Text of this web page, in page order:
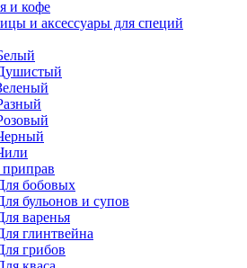
и кофе
и аксессуары для специй
бобовых
бульонов и супов
варенья
глинтвейна
грибов